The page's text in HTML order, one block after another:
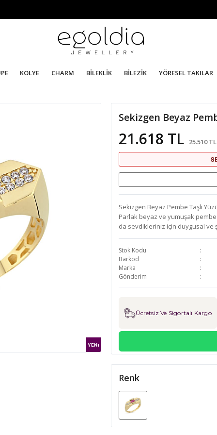
KOLYE CHARM BİLEKLİK BİLEZİK YÖRESEL TAKILAR
Sekizgen Beyaz
21.618 TL 25.510 TL
Sekizgen Beyaz Pembe Taşlı
Parlak beyaz ve yumuşak pembe
da sevdikleriniz için duygusal ve
Stok Kodu
Barkod
Marka
Gönderim
Ücretsiz Ve Sigortalı Kargo
Renk